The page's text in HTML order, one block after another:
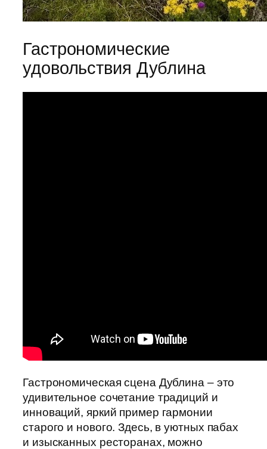
Гастрономические
удовольствия Дублина
Гастрономическая сцена Дублина – это
удивительное сочетание традиций и
инноваций, яркий пример гармонии
старого и нового. Здесь, в уютных пабах
и изысканных ресторанах, можно